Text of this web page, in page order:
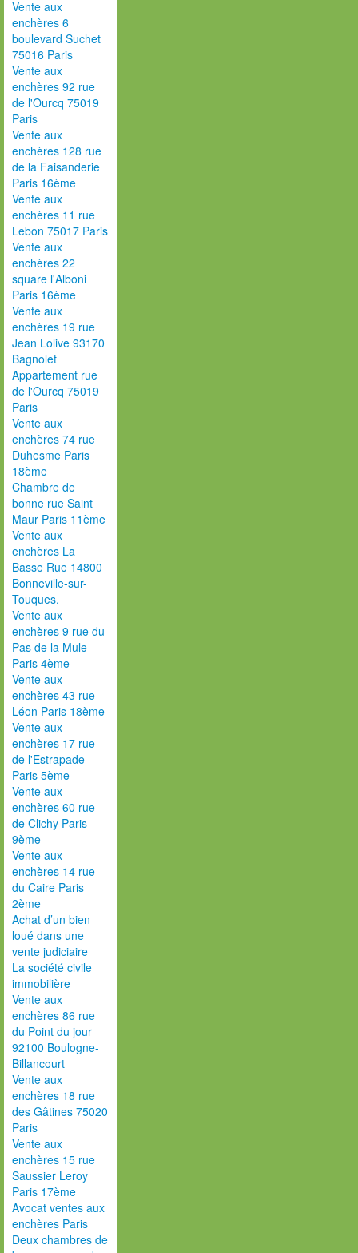
Vente aux
enchères 6
boulevard Suchet
75016 Paris
Vente aux
enchères 92 rue
de l'Ourcq 75019
Paris
Vente aux
enchères 128 rue
de la Faisanderie
Paris 16ème
Vente aux
enchères 11 rue
Lebon 75017 Paris
Vente aux
enchères 22
square l'Alboni
Paris 16ème
Vente aux
enchères 19 rue
Jean Lolive 93170
Bagnolet
Appartement rue
de l'Ourcq 75019
Paris
Vente aux
enchères 74 rue
Duhesme Paris
18ème
Chambre de
bonne rue Saint
Maur Paris 11ème
Vente aux
enchères La
Basse Rue 14800
Bonneville-sur-
Touques.
Vente aux
enchères 9 rue du
Pas de la Mule
Paris 4ème
Vente aux
enchères 43 rue
Léon Paris 18ème
Vente aux
enchères 17 rue
de l'Estrapade
Paris 5ème
Vente aux
enchères 60 rue
de Clichy Paris
9ème
Vente aux
enchères 14 rue
du Caire Paris
2ème
Achat d’un bien
loué dans une
vente judiciaire
La société civile
immobilière
Vente aux
enchères 86 rue
du Point du jour
92100 Boulogne-
Billancourt
Vente aux
enchères 18 rue
des Gâtines 75020
Paris
Vente aux
enchères 15 rue
Saussier Leroy
Paris 17ème
Avocat ventes aux
enchères Paris
Deux chambres de